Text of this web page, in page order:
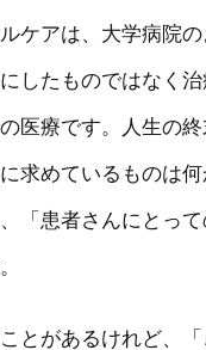
ケアは、大学病院
したものではなく
医療です。人生の
求めているものは
「患者さんにとっ
とがあるけれど、